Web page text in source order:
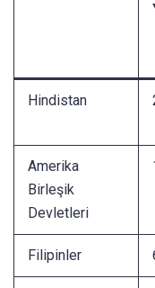
Hindistan
Amerika
Birleşik
Devletleri
Filipinler